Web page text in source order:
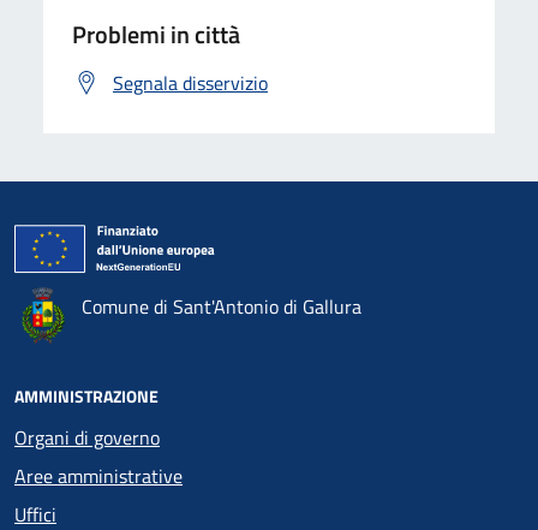
Problemi in città
Segnala disservizio
Comune di Sant'Antonio di Gallura
AMMINISTRAZIONE
Organi di governo
Aree amministrative
Uffici